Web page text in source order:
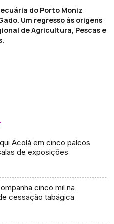
do Porto Moniz
Um regresso às origens
de Agricultura, Pescas e
Acolá em cinco palcos
de exposições
cinco mil na
cessação tabágica